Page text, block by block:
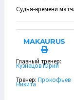
Судья-времени
MAKAURUS
Главный тренер:
Кузнецов Юрий
Тренер: Прокофьев
Никита